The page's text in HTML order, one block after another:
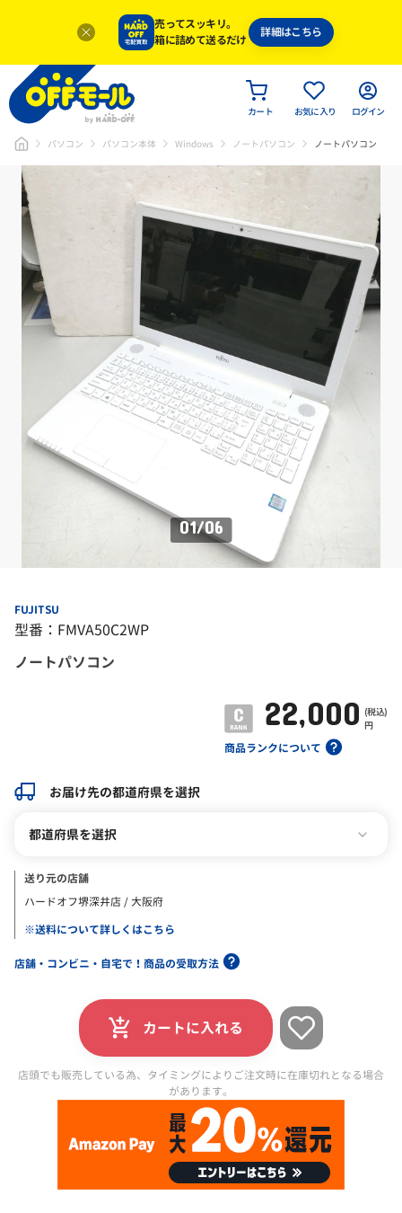
売ってスッキリ。
箱に詰めて送るだけ
詳細はこちら
カート お気に入り ログイン
パソコン パソコン本体 Windows ノートパソコン ノートパソコン
01/06
FUJITSU
型番：FMVA50C2WP
ノートパソコン
商品ランクについて
22,000 (税込)
円
お届け先の都道府県を選択
都道府県を選択
送り元の店舗
ハードオフ堺深井店 / 大阪府
※送料について詳しくはこちら
店舗・コンビニ・自宅で！商品の受取方法
カートに入れる
店頭でも販売している為、タイミングによりご注文時に在庫切れとなる場合
があります。